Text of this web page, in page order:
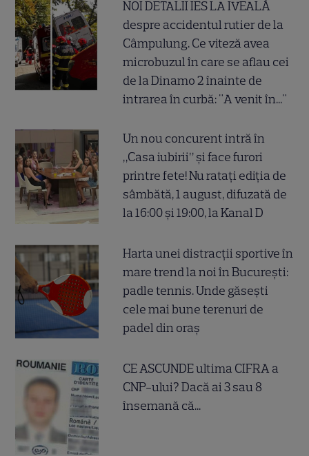
NOI DETALII IES LA IVEALĂ
despre accidentul rutier de la
Câmpulung. Ce viteză avea
microbuzul în care se aflau cei
de la Dinamo 2 înainte de
intrarea în curbă: "A venit în..."
Un nou concurent intră în
„Casa iubirii” și face furori
printre fete! Nu ratați ediția de
sâmbătă, 1 august, difuzată de
la 16:00 și 19:00, la Kanal D
Harta unei distracții sportive în
mare trend la noi în București:
padle tennis. Unde găsești
cele mai bune terenuri de
padel din oraș
CE ASCUNDE ultima CIFRA a
CNP-ului? Dacă ai 3 sau 8
însemană că...